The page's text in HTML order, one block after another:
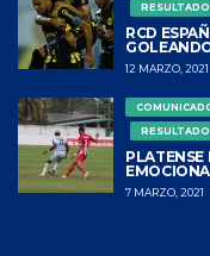
RCD
12 MARZO, 2021
PLATENSE
7 MARZO, 2021